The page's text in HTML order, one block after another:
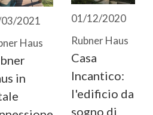
2021
Haus
in
01/12/2020
Rubner Haus
Casa
Incantico:
l'edificio da
sogno di